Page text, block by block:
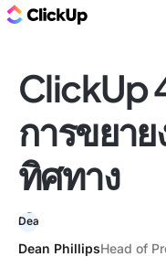
ClickUp
การขยาย
ทิศทาง
Dean PhillipsHead of